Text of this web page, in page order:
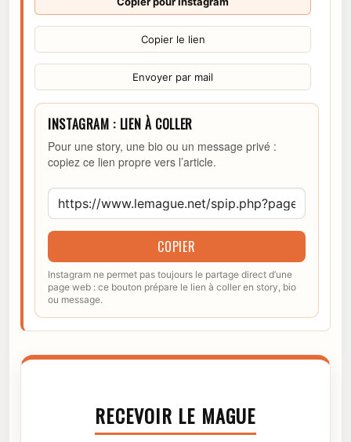
Copier le lien
Envoyer par mail
INSTAGRAM : LIEN À COLLER
Pour une story, une bio ou un message privé :
copiez ce lien propre vers l’article.
COPIER
Instagram ne permet pas toujours le partage direct d’une
page web : ce bouton prépare le lien à coller en story, bio
ou message.
RECEVOIR LE MAGUE